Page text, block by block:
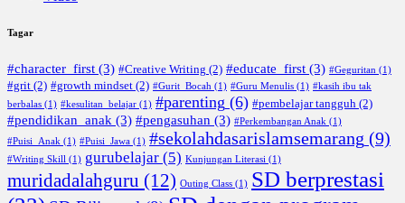
Tagar
#character_first (3) #Creative Writing (2) #educate_first (3) #Geguritan (1)
#grit (2) #growth mindset (2) #Gurit_Bocah (1) #Guru Menulis (1) #kasih ibu tak
berbalas (1) #kesulitan_belajar (1) #parenting (6) #pembelajar tangguh (2)
#pendidikan_anak (3) #pengasuhan (3) #Perkembangan Anak (1)
#Puisi_Anak (1) #Puisi_Jawa (1) #sekolahdasarislamsemarang (9)
#Writing Skill (1) gurubelajar (5) Kunjungan Literasi (1)
muridadalahguru (12) Outing Class (1) SD berprestasi